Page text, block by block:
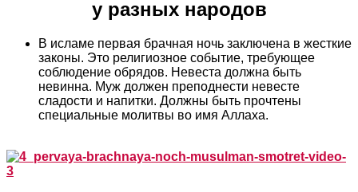
у разных народов
В исламе первая брачная ночь заключена в жесткие
законы. Это религиозное событие, требующее
соблюдение обрядов. Невеста должна быть
невинна. Муж должен преподнести невесте
сладости и напитки. Должны быть прочтены
специальные молитвы во имя Аллаха.